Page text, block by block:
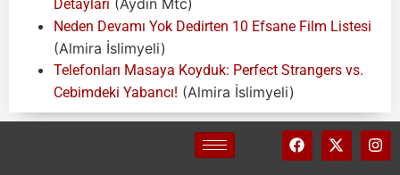
Detayları
Neden Devamı Yok Dedirten 10 Efsane Film Listesi
(Almira İslimyeli)
Telefonları Masaya Koyduk: Perfect Strangers vs.
Cebimdeki Yabancı! (Almira İslimyeli)